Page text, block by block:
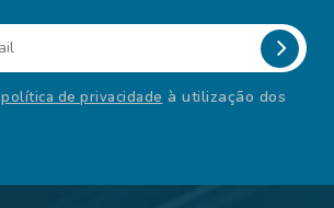
política de privacidade à utilização dos